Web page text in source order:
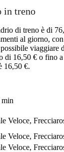
in treno
di treno è di
al giorno,
viaggiare
di 16,50 € o fino
16,50 €.
min
Veloce,
Veloce,
Veloce,